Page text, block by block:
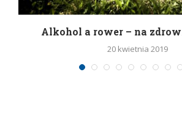
Alkohol a rower – na
20 kwietnia 2019